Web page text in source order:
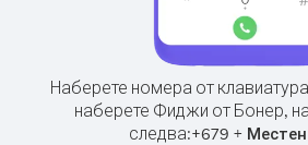
Наберете номера от
наберете Фиджи от Бонер,
следва:+679 +